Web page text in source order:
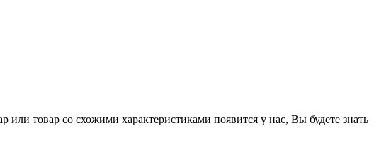
или товар со схожими характеристиками появится у нас, Вы будете знать